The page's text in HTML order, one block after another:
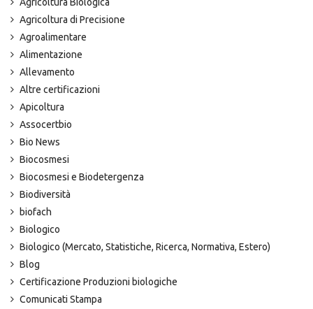
Agricoltura di Precisione
Agroalimentare
Alimentazione
Allevamento
Altre certificazioni
Apicoltura
Assocertbio
Bio News
Biocosmesi
Biocosmesi e Biodetergenza
Biodiversità
biofach
Biologico
Biologico (Mercato, Statistiche, Ricerca, Normativa, Estero)
Blog
Certificazione Produzioni biologiche
Comunicati Stampa